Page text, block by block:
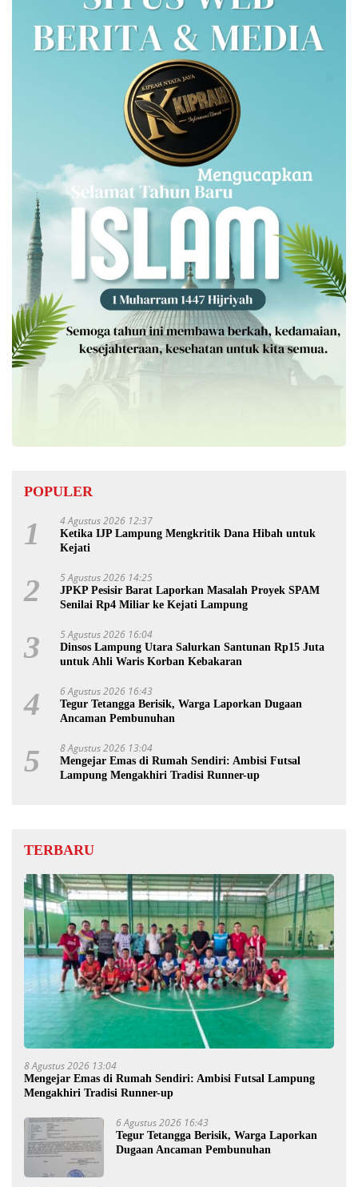
POPULER
1 4 Agustus 2026 12:37
Ketika IJP Lampung Mengkritik Dana Hibah untuk
Kejati
2 5 Agustus 2026 14:25
JPKP Pesisir Barat Laporkan Masalah Proyek SPAM
Senilai Rp4 Miliar ke Kejati Lampung
3 5 Agustus 2026 16:04
Dinsos Lampung Utara Salurkan Santunan Rp15 Juta
untuk Ahli Waris Korban Kebakaran
4 6 Agustus 2026 16:43
Tegur Tetangga Berisik, Warga Laporkan Dugaan
Ancaman Pembunuhan
5 8 Agustus 2026 13:04
Mengejar Emas di Rumah Sendiri: Ambisi Futsal
Lampung Mengakhiri Tradisi Runner-up
TERBARU
8 Agustus 2026 13:04
Mengejar Emas di Rumah Sendiri: Ambisi Futsal Lampung
Mengakhiri Tradisi Runner-up
6 Agustus 2026 16:43
Tegur Tetangga Berisik, Warga Laporkan
Dugaan Ancaman Pembunuhan